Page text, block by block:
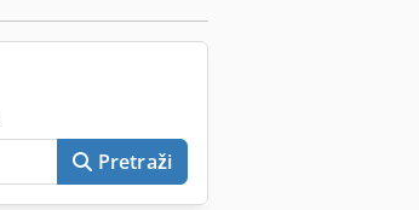
Pretraži